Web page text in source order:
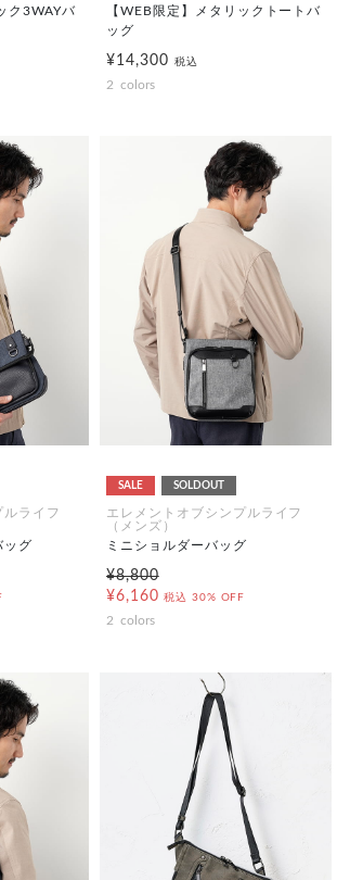
ク3WAYバ
【WEB限定】メタリックトートバ
ッグ
¥14,300 税込
2 colors
ルライフ
ッグ
SALE SOLDOUT
エレメントオブシンプルライフ
（メンズ）
ミニショルダーバッグ
¥8,800
¥6,160 税込 30% OFF
2 colors